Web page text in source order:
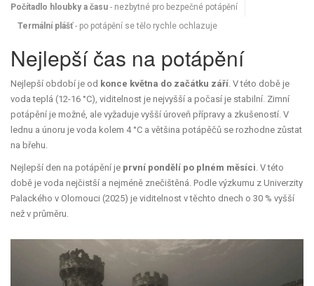
Počítadlo hloubky a času - nezbytné pro bezpečné potápění
Termální plášť- po potápění se tělo rychle ochlazuje
Nejlepší čas na potápění
Nejlepší období je od konce května do začátku září . V této době je
voda teplá (12-16 °C), viditelnost je nejvyšší a počasí je stabilní. Zimní
potápění je možné, ale vyžaduje vyšší úroveň přípravy a zkušeností. V
lednu a únoru je voda kolem 4 °C a většina potápěčů se rozhodne zůstat
na břehu.
Nejlepší den na potápění je první pondělí po plném měsíci . V této
době je voda nejčistší a nejméně znečištěná. Podle výzkumu z Univerzity
Palackého v Olomouci (2025) je viditelnost v těchto dnech o 30 % vyšší
než v průměru.